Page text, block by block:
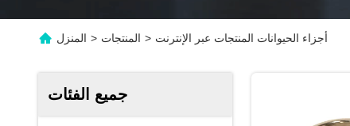
المنزل > المنتجات > أجزاء الحيوانات المنتجات عبر الإنترنت
جميع الفئات